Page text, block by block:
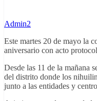
Admin2
Este martes 20 de mayo la
aniversario con acto
Desde las 11 de la mañana
del distrito donde los
junto a las entidades y